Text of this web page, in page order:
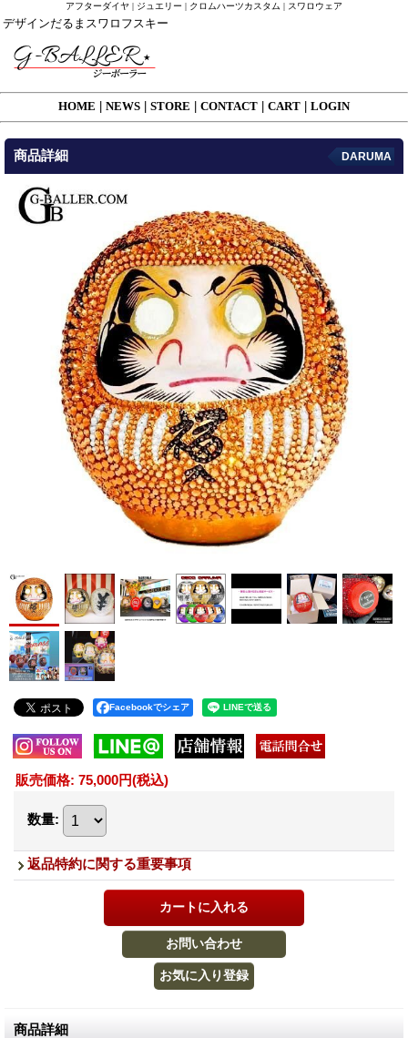
アフターダイヤ | ジュエリー | クロムハーツカスタム | スワロウェア
デザインだるまスワロフスキー
HOME NEWS STORE CONTACT CART LOGIN
商品詳細 DARUMA
Facebookでシェア
販売価格: 75,000円(税込)
数量:
返品特約に関する重要事項
商品詳細